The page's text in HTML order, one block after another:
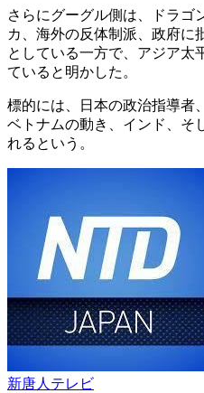
さらにグーグル側は、ドラゴ
カ、海外の反体制派、政府に
としている一方で、アジア太
ていると明かした。
標的には、日本の政治指導者
ベトナムの動き、インド、そ
れるという。
新唐人テレビ